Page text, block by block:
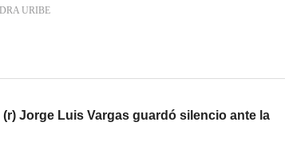
URIBE
Jorge Luis Vargas guardó silencio ante la